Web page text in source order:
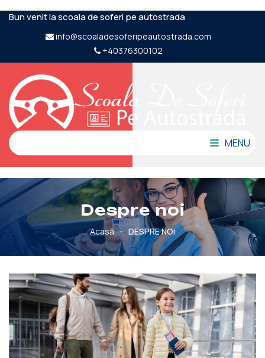
Bun venit la scoala de soferi pe autostrada
info@scoaladesoferipeautostrada.com
+40376300102
MENU
Despre noi
Acasă - DESPRE NOI